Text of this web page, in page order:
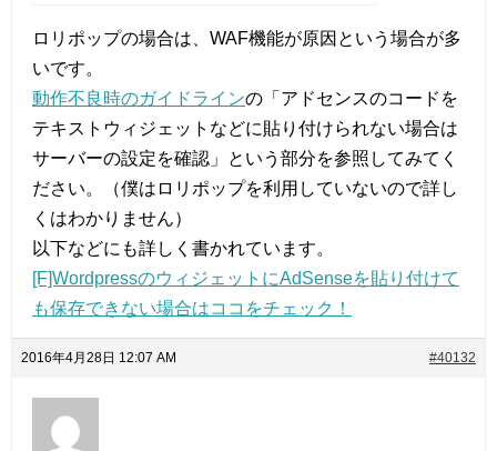
ロリポップの場合は、WAF機能が原因という場合が多
いです。
動作不良時のガイドラインの「アドセンスのコードを
テキストウィジェットなどに貼り付けられない場合は
サーバーの設定を確認」という部分を参照してみてく
ださい。（僕はロリポップを利用していないので詳し
くはわかりません）
以下などにも詳しく書かれています。
[F]WordpressのウィジェットにAdSenseを貼り付けて
も保存できない場合はココをチェック！
2016年4月28日 12:07 AM #40132